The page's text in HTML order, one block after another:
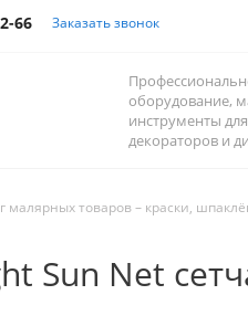
66 Заказать звонок
оборудование,
инструменты
декораторов и
малярных товаров – краски,
Sun Net